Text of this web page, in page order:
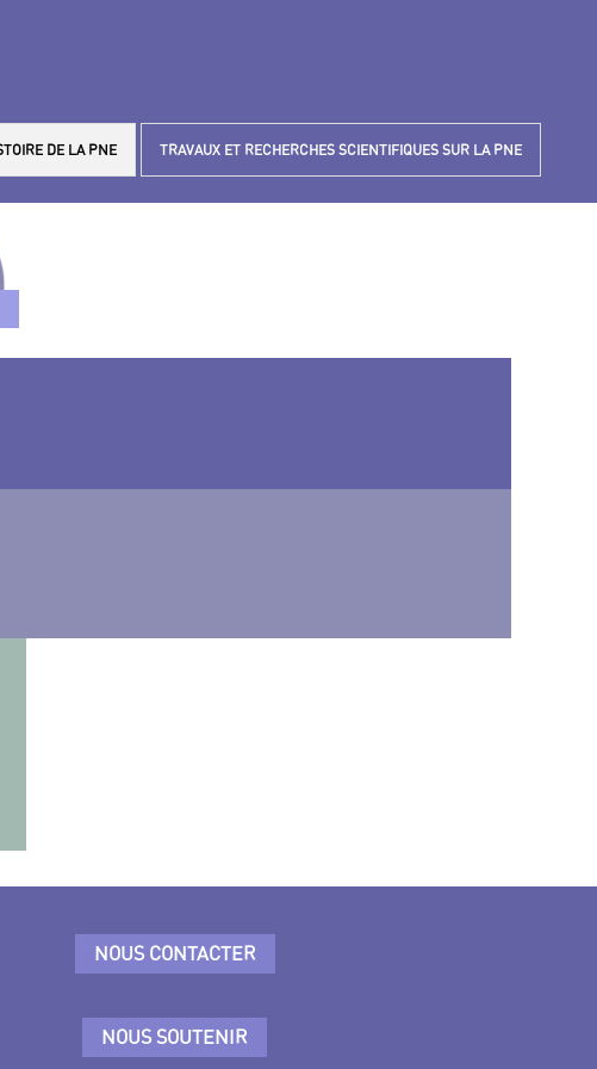
DE LA PNE TRAVAUX ET RECHERCHES SCIENTIFIQUES SUR LA PNE
NOUS CONTACTER
NOUS SOUTENIR